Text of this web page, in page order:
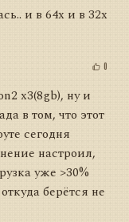
и в 64х и в 32х
0
x3(8gb), ну и
в том, что этот
сегодня
настроил,
уже >30%
берётся не